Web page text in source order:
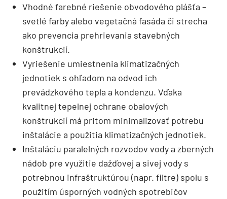
Vhodné farebné riešenie obvodového plášťa –
svetlé farby alebo vegetačná fasáda či strecha
ako prevencia prehrievania stavebných
konštrukcií.
Vyriešenie umiestnenia klimatizačných
jednotiek s ohľadom na odvod ich
prevádzkového tepla a kondenzu. Vďaka
kvalitnej tepelnej ochrane obalových
konštrukcií má pritom minimalizovať potrebu
inštalácie a použitia klimatizačných jednotiek.
Inštaláciu paralelných rozvodov vody a zberných
nádob pre využitie dažďovej a sivej vody s
potrebnou infraštruktúrou (napr. filtre) spolu s
použitím úsporných vodných spotrebičov